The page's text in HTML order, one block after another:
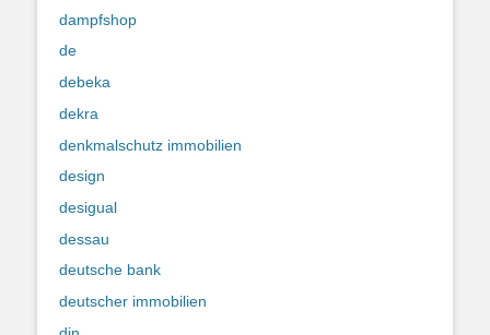
dampfshop
de
debeka
dekra
denkmalschutz immobilien
design
desigual
dessau
deutsche bank
deutscher immobilien